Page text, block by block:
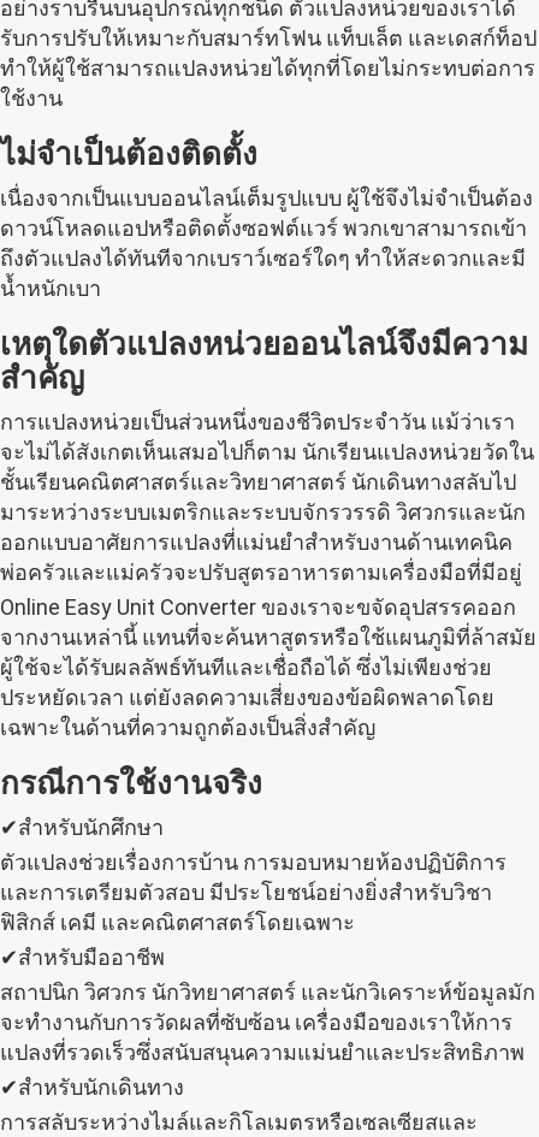
อย่างราบรื่นบนอุปกรณ์ทุกชนิด ตัวแปลงหน่วยของเราได้
รับการปรับให้เหมาะกับสมาร์ทโฟน แท็บเล็ต และเดสก์ท็อป
ทำให้ผู้ใช้สามารถแปลงหน่วยได้ทุกที่โดยไม่กระทบต่อการ
ใช้งาน
ไม่จำเป็นต้องติดตั้ง
เนื่องจากเป็นแบบออนไลน์เต็มรูปแบบ ผู้ใช้จึงไม่จำเป็นต้อง
ดาวน์โหลดแอปหรือติดตั้งซอฟต์แวร์ พวกเขาสามารถเข้า
ถึงตัวแปลงได้ทันทีจากเบราว์เซอร์ใดๆ ทำให้สะดวกและมี
น้ำหนักเบา
เหตุใดตัวแปลงหน่วยออนไลน์จึงมีความ
สำคัญ
การแปลงหน่วยเป็นส่วนหนึ่งของชีวิตประจำวัน แม้ว่าเรา
จะไม่ได้สังเกตเห็นเสมอไปก็ตาม นักเรียนแปลงหน่วยวัดใน
ชั้นเรียนคณิตศาสตร์และวิทยาศาสตร์ นักเดินทางสลับไป
มาระหว่างระบบเมตริกและระบบจักรวรรดิ วิศวกรและนัก
ออกแบบอาศัยการแปลงที่แม่นยำสำหรับงานด้านเทคนิค
พ่อครัวและแม่ครัวจะปรับสูตรอาหารตามเครื่องมือที่มีอยู่
Online Easy Unit Converter ของเราจะขจัดอุปสรรคออก
จากงานเหล่านี้ แทนที่จะค้นหาสูตรหรือใช้แผนภูมิที่ล้าสมัย
ผู้ใช้จะได้รับผลลัพธ์ทันทีและเชื่อถือได้ ซึ่งไม่เพียงช่วย
ประหยัดเวลา แต่ยังลดความเสี่ยงของข้อผิดพลาดโดย
เฉพาะในด้านที่ความถูกต้องเป็นสิ่งสำคัญ
กรณีการใช้งานจริง
✔สำหรับนักศึกษา
ตัวแปลงช่วยเรื่องการบ้าน การมอบหมายห้องปฏิบัติการ
และการเตรียมตัวสอบ มีประโยชน์อย่างยิ่งสำหรับวิชา
ฟิสิกส์ เคมี และคณิตศาสตร์โดยเฉพาะ
✔สำหรับมืออาชีพ
สถาปนิก วิศวกร นักวิทยาศาสตร์ และนักวิเคราะห์ข้อมูลมัก
จะทำงานกับการวัดผลที่ซับซ้อน เครื่องมือของเราให้การ
แปลงที่รวดเร็วซึ่งสนับสนุนความแม่นยำและประสิทธิภาพ
✔สำหรับนักเดินทาง
การสลับระหว่างไมล์และกิโลเมตรหรือเซลเซียสและ